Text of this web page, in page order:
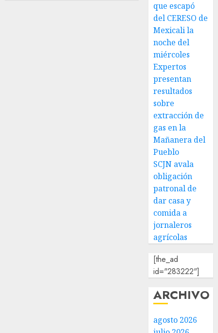
que escapó
del CERESO de
Mexicali la
noche del
miércoles
Expertos
presentan
resultados
sobre
extracción de
gas en la
Mañanera del
Pueblo
SCJN avala
obligación
patronal de
dar casa y
comida a
jornaleros
agrícolas
[the_ad
id="283222"]
ARCHIVO
agosto 2026